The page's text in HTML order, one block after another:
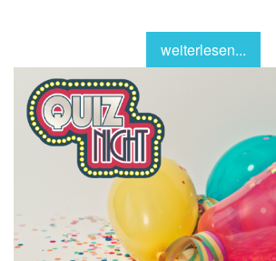
weiterlesen...